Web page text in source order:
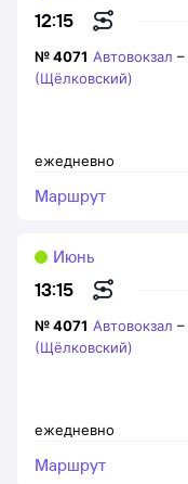
12:15
ежедневно
№4071 Автовокзал –
(Щёлковский)
Маршрут
13:15
Июнь
ежедневно
№4071 Автовокзал –
(Щёлковский)
Маршрут